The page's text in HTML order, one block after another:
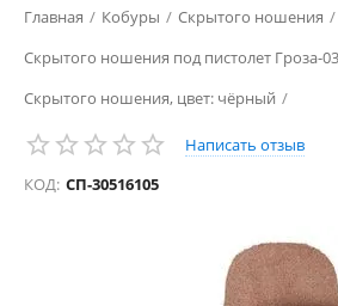
Главная / Кобуры / Скрытого ношения /
Скрытого ношения под пистолет Гроза-03
Скрытого ношения, цвет: чёрный /
Написать отзыв
КОД: СП-30516105